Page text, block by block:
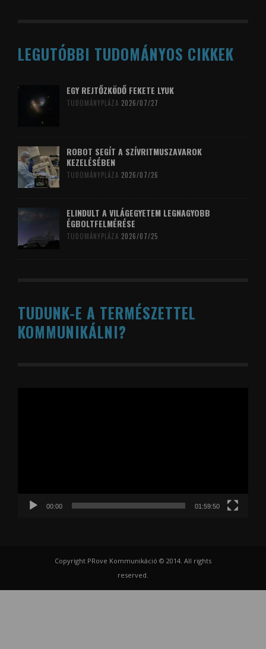
LEGUTÓBBI TUDOMÁNYOS CIKKEK
EGY REJTŐZKÖDŐ FEKETE LYUK
TUDOMÁNYPLÁZA 2026/07/27
ROBOT SEGÍT A SZÍVRITMUSZAVAROK
KEZELÉSÉBEN
TUDOMÁNYPLÁZA 2026/07/26
ELINDULT A VILÁGEGYETEM LEGNAGYOBB
ÉGBOLTFELMÉRÉSE
TUDOMÁNYPLÁZA 2026/07/25
TUDUNK-E A TERMÉSZETTEL
KOMMUNIKÁLNI?
00:00 01:59:50
Copyright PRove Kommunikáció © 2014. All rights
reserved.